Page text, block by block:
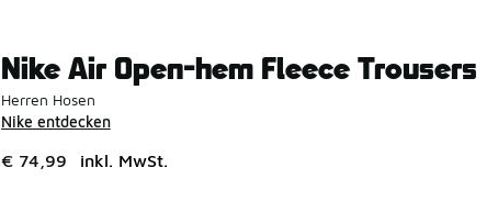
Nike Air Open-hem Fleece Trousers
Herren Hosen
Nike entdecken
€ 74,99 inkl. MwSt.